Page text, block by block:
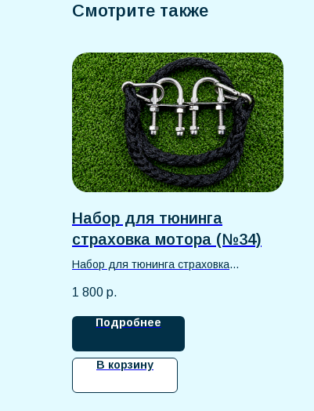
Смотрите также
Набор для тюнинга
страховка мотора (№34)
Набор для тюнинга страховка
рымами. Надежная защита двигателя
от падения в воду, безопасная
эксплуатация лодки ПВХ и катера,
простой монтаж.
1 800 р.
Подробнее
В корзину